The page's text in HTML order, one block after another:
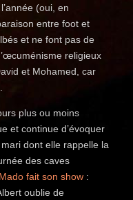
(oui, en
entre foot et
et ne font pas de
religieux
et Mohamed, car
plus ou moins
et continue d’évoquer
dont elle rappelle la
des caves
Mado fait son show :
oublie de